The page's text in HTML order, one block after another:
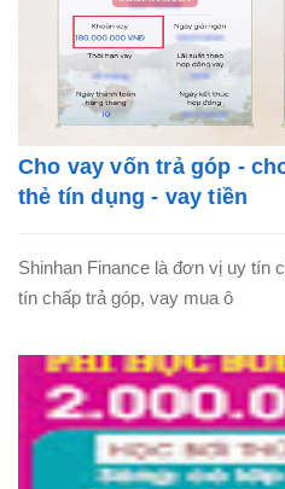
Cho vay vốn trả góp -
thẻ tín dụng - vay tiền
Shinhan Finance là đơn vị uy tín
tín chấp trả góp, vay mua ô